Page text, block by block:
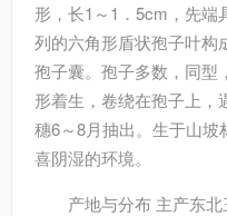
形，长1～1．5cm，先端
列的六角形盾状孢子叶构
孢子囊。孢子多数，同型
形着生，卷绕在孢子上，
穗6～8月抽出。生于山坡
喜阴湿的环境。
产地与分布 主产东